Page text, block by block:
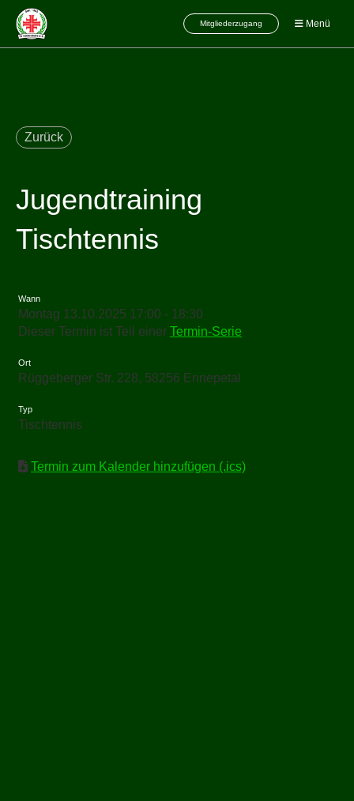
Mitgliederzugang Menü
Zurück
Jugendtraining
Tischtennis
Wann
Montag 13.10.2025 17:00 - 18:30
Dieser Termin ist Teil einer Termin-Serie
Ort
Rüggeberger Str. 228, 58256 Ennepetal
Typ
Tischtennis
Termin zum Kalender hinzufügen (.ics)